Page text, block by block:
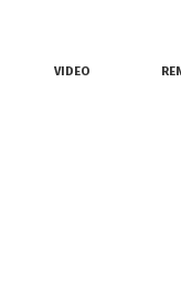
VIDEO